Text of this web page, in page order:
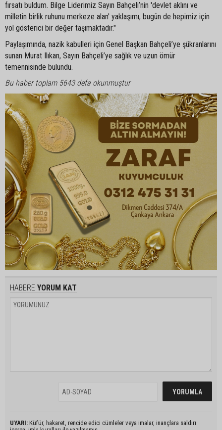
fırsatı buldum. Bilge Liderimiz Sayın Bahçeli’nin 'devlet aklını ve
milletin birlik ruhunu merkeze alan' yaklaşımı, bugün de hepimiz için
yol gösterici bir değer taşımaktadır."
Paylaşımında, nazik kabulleri için Genel Başkan Bahçeli’ye şükranlarını
sunan Murat Ilıkan, Sayın Bahçeli’ye sağlık ve uzun ömür
temennisinde bulundu.
Bu haber toplam 5643 defa okunmuştur
HABERE YORUM KAT
UYARI: Küfür, hakaret, rencide edici cümleler veya imalar, inançlara saldırı